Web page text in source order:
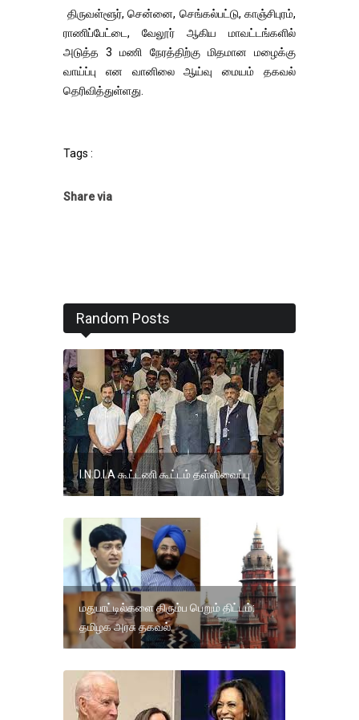
திருவள்ளூர், சென்னை, செங்கல்பட்டு, காஞ்சிபுரம்,
ராணிப்பேட்டை, வேலூர் ஆகிய மாவட்டங்களில்
அடுத்த 3 மணி நேரத்திற்கு மிதமான மழைக்கு
வாய்ப்பு என வானிலை ஆய்வு மையம் தகவல்
தெரிவித்துள்ளது.
Tags :
Share via
Random Posts
I.N.D.I.A கூட்டணி கூட்டம் தள்ளிவைப்பு
மதுபாட்டில்களை திரும்ப பெறும் திட்டம்:
தமிழக அரசு தகவல்